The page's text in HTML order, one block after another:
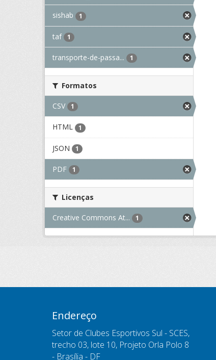
sishab 1
taf 1
transporte-de-passa... 1
Formatos
CSV 1
HTML 1
JSON 1
PDF 1
Licenças
Creative Commons At... 1
Endereço
Setor de Clubes Esportivos Sul - SCES,
trecho 03, lote 10, Projeto Orla Polo 8
- Brasília - DF